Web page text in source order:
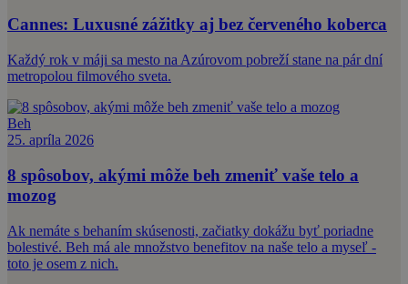
Cannes: Luxusné zážitky aj bez červeného koberca
Každý rok v máji sa mesto na Azúrovom pobreží stane na pár dní
metropolou filmového sveta.
Beh
25. apríla 2026
8 spôsobov, akými môže beh zmeniť vaše telo a
mozog
Ak nemáte s behaním skúsenosti, začiatky dokážu byť poriadne
bolestivé. Beh má ale množstvo benefitov na naše telo a myseľ -
toto je osem z nich.